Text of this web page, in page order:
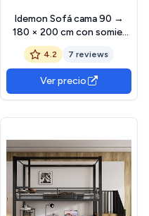
Idemon Sofá cama 90 →
180 × 200 cm con somier
(terciopelo gris, sin
colchón), cama extensible
multifunción, como cama
de día, cama de invitados y
cuna
4.2 7 reviews
Ver precio